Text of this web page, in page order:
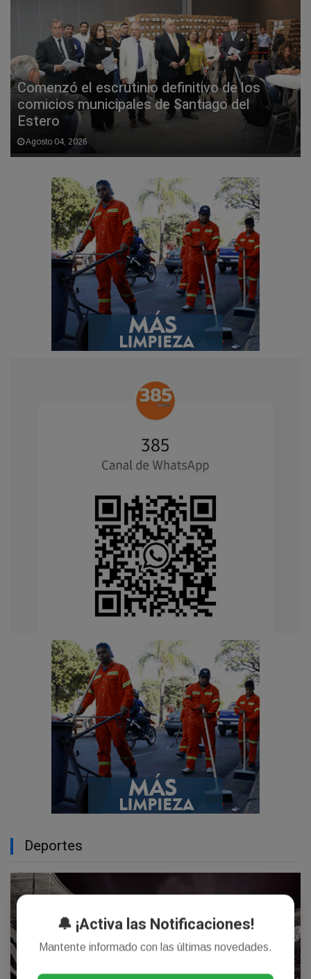
Comenzó el escrutinio definitivo de los
comicios municipales de Santiago del
Estero
Agosto 04, 2026
Deportes
🔔 ¡Activa las Notificaciones!
Mantente informado con las últimas novedades.